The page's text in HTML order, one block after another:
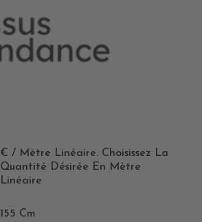
€ / Mètre Linéaire. Choisissez La
Quantité Désirée En Mètre
Linéaire
155 Cm